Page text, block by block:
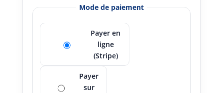
Mode de paiement
Payer en
ligne
(Stripe)
Payer
sur